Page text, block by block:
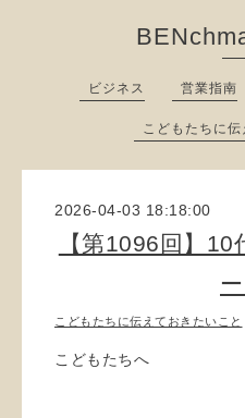
ビジネス 営業指南
こどもたちに
2026-04-03 18:18:00
【第1096回】
こどもたちに伝えておきたいこと
こどもたちへ